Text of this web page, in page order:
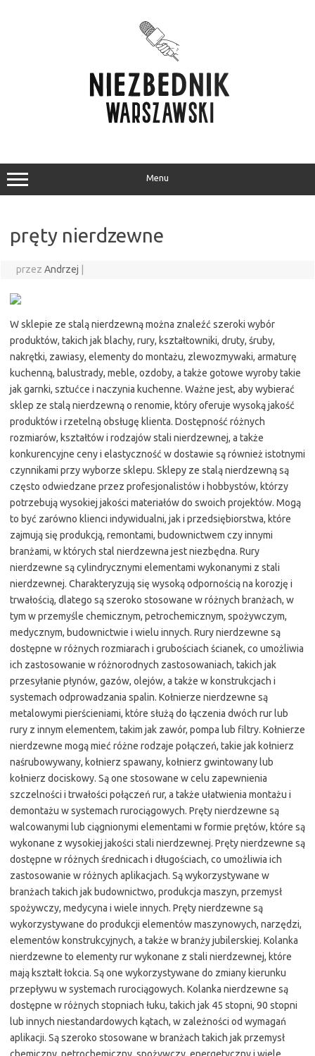
Menu
pręty nierdzewne
przez Andrzej
W sklepie ze stalą nierdzewną można znaleźć szeroki wybór
produktów, takich jak blachy, rury, kształtowniki, druty, śruby,
nakrętki, zawiasy, elementy do montażu, zlewozmywaki, armaturę
kuchenną, balustrady, meble, ozdoby, a także gotowe wyroby takie
jak garnki, sztućce i naczynia kuchenne. Ważne jest, aby wybierać
sklep ze stalą nierdzewną o renomie, który oferuje wysoką jakość
produktów i rzetelną obsługę klienta. Dostępność różnych
rozmiarów, kształtów i rodzajów stali nierdzewnej, a także
konkurencyjne ceny i elastyczność w dostawie są również istotnymi
czynnikami przy wyborze sklepu. Sklepy ze stalą nierdzewną są
często odwiedzane przez profesjonalistów i hobbystów, którzy
potrzebują wysokiej jakości materiałów do swoich projektów. Mogą
to być zarówno klienci indywidualni, jak i przedsiębiorstwa, które
zajmują się produkcją, remontami, budownictwem czy innymi
branżami, w których stal nierdzewna jest niezbędna. Rury
nierdzewne są cylindrycznymi elementami wykonanymi z stali
nierdzewnej. Charakteryzują się wysoką odpornością na korozję i
trwałością, dlatego są szeroko stosowane w różnych branżach, w
tym w przemyśle chemicznym, petrochemicznym, spożywczym,
medycznym, budownictwie i wielu innych. Rury nierdzewne są
dostępne w różnych rozmiarach i grubościach ścianek, co umożliwia
ich zastosowanie w różnorodnych zastosowaniach, takich jak
przesyłanie płynów, gazów, olejów, a także w konstrukcjach i
systemach odprowadzania spalin. Kołnierze nierdzewne są
metalowymi pierścieniami, które służą do łączenia dwóch rur lub
rury z innym elementem, takim jak zawór, pompa lub filtry. Kołnierze
nierdzewne mogą mieć różne rodzaje połączeń, takie jak kołnierz
naśrubowywany, kołnierz spawany, kołnierz gwintowany lub
kołnierz dociskowy. Są one stosowane w celu zapewnienia
szczelności i trwałości połączeń rur, a także ułatwienia montażu i
demontażu w systemach rurociągowych. Pręty nierdzewne są
walcowanymi lub ciągnionymi elementami w formie prętów, które są
wykonane z wysokiej jakości stali nierdzewnej. Pręty nierdzewne są
dostępne w różnych średnicach i długościach, co umożliwia ich
zastosowanie w różnych aplikacjach. Są wykorzystywane w
branżach takich jak budownictwo, produkcja maszyn, przemysł
spożywczy, medycyna i wiele innych. Pręty nierdzewne są
wykorzystywane do produkcji elementów maszynowych, narzędzi,
elementów konstrukcyjnych, a także w branży jubilerskiej. Kolanka
nierdzewne to elementy rur wykonane z stali nierdzewnej, które
mają kształt łokcia. Są one wykorzystywane do zmiany kierunku
przepływu w systemach rurociągowych. Kolanka nierdzewne są
dostępne w różnych stopniach łuku, takich jak 45 stopni, 90 stopni
lub innych niestandardowych kątach, w zależności od wymagań
aplikacji. Są szeroko stosowane w branżach takich jak przemysł